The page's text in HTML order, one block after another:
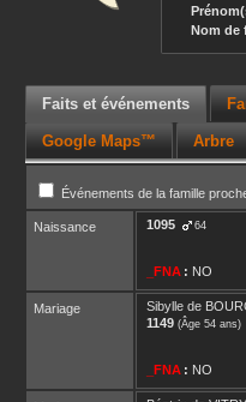
Nom de
Faits et événements
Google Maps™ Arbre
Événements de la famille
Naissance 1095 64
_FNA : NO
Mariage Sibylle de
1149 (Âge 54 ans)
_FNA : NO